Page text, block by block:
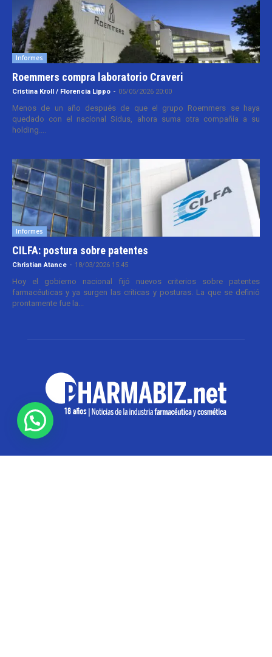
Informes
Roemmers compra laboratorio Craveri
Cristina Kroll / Florencia Lippo - 05/05/2026 20:00
Menos de un año después de que el grupo Roemmers se haya
quedado con el nacional Sidus, ahora suma otra compañía a su
holding....
Informes
CILFA: postura sobre patentes
Christian Atance - 18/03/2026 15:45
Hoy el gobierno nacional fijó nuevos criterios sobre patentes
farmacéuticas y ya surgen las críticas y posturas. La que se definió
prontamente fue la...